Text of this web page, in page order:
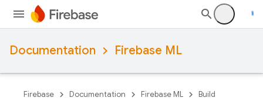
Documentation Firebase ML
Firebase Documentation Firebase ML Build